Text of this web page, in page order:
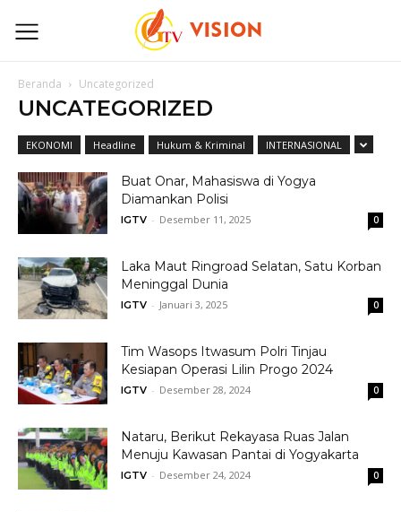
Beranda Uncategorized
UNCATEGORIZED
EKONOMI Headline Hukum & Kriminal INTERNASIONAL
Buat Onar, Mahasiswa di Yogya
Diamankan Polisi
IGTV - Desember 11, 2025 0
Laka Maut Ringroad Selatan, Satu Korban
Meninggal Dunia
IGTV - Januari 3, 2025 0
Tim Wasops Itwasum Polri Tinjau
Kesiapan Operasi Lilin Progo 2024
IGTV - Desember 28, 2024 0
Nataru, Berikut Rekayasa Ruas Jalan
Menuju Kawasan Pantai di Yogyakarta
IGTV - Desember 24, 2024 0